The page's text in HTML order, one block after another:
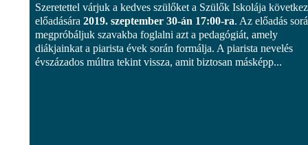
Szeretettel várjuk a kedves szülőket a Szülők Iskolája
előadására 2019. szeptember 30-án 17:00-ra. Az előadás
megpróbáljuk szavakba foglalni azt a pedagógiát, amely
diákjainkat a piarista évek során formálja. A piarista nevelés
évszázados múltra tekint vissza, amit biztosan másképp...